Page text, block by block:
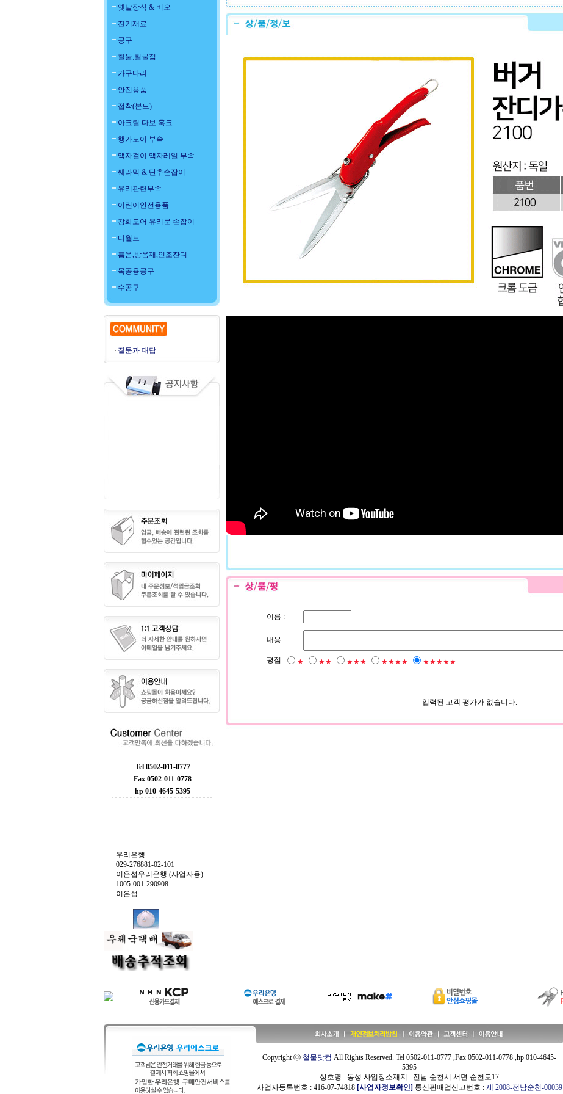
옛날장식 & 비오
전기재료
공구
철물,철물점
가구다리
안전용품
접착(본드)
아크릴 다보 훅크
행가도어 부속
액자걸이 액자레일 부속
쎄라믹 & 단추손잡이
유리관련부속
어린이안전용품
강화도어 유리문 손잡이
디월트
흡음,방음재,인조잔디
목공용공구
수공구
질문과 대답
Tel 0502-011-0777
Fax 0502-011-0778
hp 010-4645-5395
우리은행
029-276881-02-101
이은섭우리은행 (사업자용)
1005-001-290908
이은섭
이름 :
내용 :
평점 ★ ★★ ★★★ ★★★★ ★★★★★
입력된 고객 평가가 없습니다.
Copyright ⓒ 철물닷컴 All Rights Reserved. Tel 0502-011-0777 ,Fax 0502-011-0778 ,hp 010-4645-
5395
상호명 : 동성 사업장소재지 : 전남 순천시 서면 순천로17
사업자등록번호 : 416-07-74818 [사업자정보확인] 통신판매업신고번호 : 제 2008-전남순천-00039